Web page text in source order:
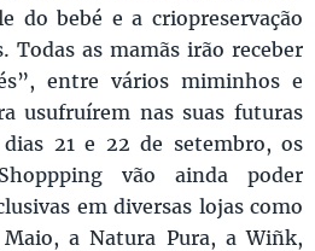
do bebé e a criopreservação
Todas as mamãs irão receber
entre vários miminhos e
usufruírem nas suas futuras
21 e 22 de setembro, os
vão ainda poder
em diversas lojas como
a Natura Pura, a Wiñk,